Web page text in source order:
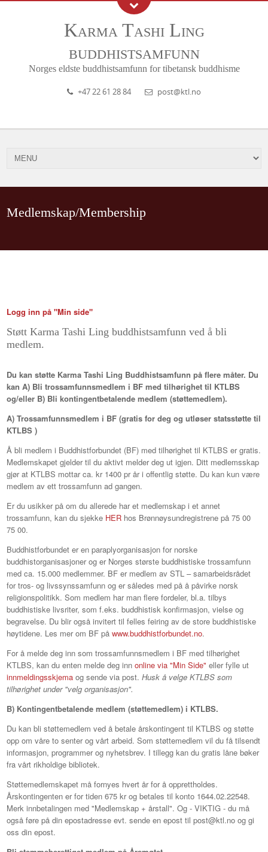
Karma Tashi Ling
buddhistsamfunn
Norges eldste buddhistsamfunn for tibetansk buddhisme
+47 22 61 28 84 post@ktl.no
Medlemskap/Membership
Logg inn på "Min side"
Støtt Karma Tashi Ling buddhistsamfunn ved å bli
medlem.
Du kan støtte Karma Tashi Ling Buddhistsamfunn på flere måter. Du
kan A) Bli trossamfunnsmedlem i BF med tilhørighet til KTLBS
og/eller B) Bli kontingentbetalende medlem (støttemedlem).
A) Trossamfunnsmedlem i BF (gratis for deg og utløser statsstøtte til
KTLBS )
Å bli medlem i Buddhistforbundet (BF) med tilhørighet til KTLBS er gratis.
Medlemskapet gjelder til du aktivt melder deg ut igjen. Ditt medlemsskap
gjør at KTLBS mottar ca. kr 1400 pr år i offentlig støtte. Du kan kun være
medlem av ett trossamfunn ad gangen.
Er du usikker på om du allerede har et medlemskap i et annet
trossamfunn, kan du sjekke HER hos Brønnøysundregistrene på 75 00
75 00.
Buddhistforbundet er en paraplyorganisasjon for norske
buddhistorganisasjoner og er Norges største buddhistiske trossamfunn
med ca. 15.000 medlemmer. BF er medlem av STL – samarbeidsrådet
for tros- og livssynssamfunn og er således med på å påvirke norsk
religionspolitikk. Som medlem har man flere fordeler, bl.a. tilbys
buddhistiske livsriter, som f.eks. buddhistisk konfirmasjon, vielse og
begravelse. Du blir også invitert til felles feiring av de store buddhistiske
høytidene. Les mer om BF påwww.buddhistforbundet.no.
For å melde deg inn som trossamfunnsmedlem i BF med tilhørighet
KTLBS, kan du enten melde deg innonline via "Min Side" eller fylle ut
innmeldingsskjema og sende via post.Husk å velge KTLBS som
tilhørighet under "velg organisasjon".
B) Kontingentbetalende medlem (støttemedlem) i KTLBS.
Du kan bli støttemedlem ved å betale årskontingent til KTLBS og støtte
opp om våre to senter og vårt arbeid. Som støttemedlem vil du få tilsendt
informasjon, programmer og nyhetsbrev. I tillegg kan du gratis låne bøker
fra vårt rikholdige bibliotek.
Støttemedlemskapet må fornyes hvert år for å opprettholdes.
Årskontingenten er for tiden 675 kr og betales til konto 1644.02.22548.
Merk innbetalingen med "Medlemskap + årstall". Og - VIKTIG - du må
også føre på din epostadresse evt. sende en epost til post@ktl.no og gi
oss din epost.